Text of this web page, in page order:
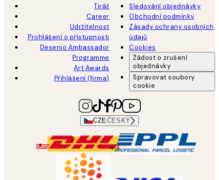
Tiráž
Career
Udržitelnost
Prohlášení o přístupnosti
Desenio Ambassador
Programme
Art Awards
Přihlášení (firma)
Sledování objednávky
Obchodní podmínky
Zásady ochrany osobních
údajů
Cookies
Žádost o zrušení
objednávky
Spravovat soubory
cookie
CZEČESKÝ